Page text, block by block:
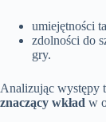
umiejętności
zdolności do
gry.
Analizując występy
znaczący wkład w